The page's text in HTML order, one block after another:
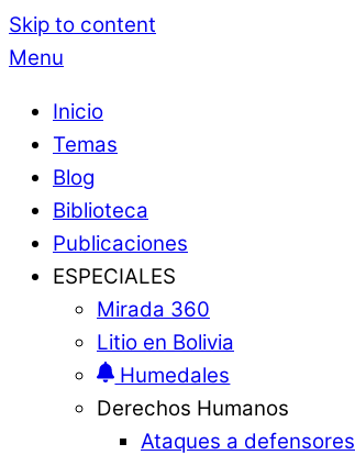
Skip to content
Menu
Inicio
Temas
Blog
Biblioteca
Publicaciones
ESPECIALES
Mirada 360
Litio en Bolivia
Humedales
Derechos Humanos
Ataques a defensores